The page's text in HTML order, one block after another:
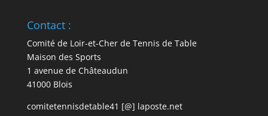
Contact :
Comité de Loir-et-Cher de Tennis de Table
Maison des Sports
1 avenue de Châteaudun
41000 Blois
comitetennisdetable41 [@] laposte.net